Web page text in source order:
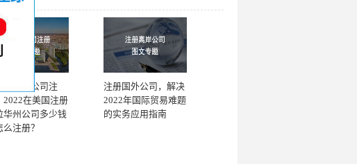
拉华州公司注
2022在美国注册
华州公司多少钱
么注册？
注册国外公司，解决
2022年国际贸易难题
的实务应用指南